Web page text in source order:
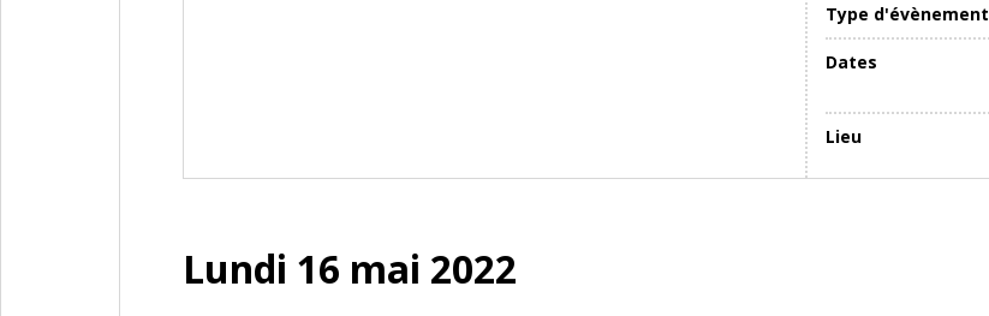
Type d'évènement
Dates
Lieu
Lundi 16 mai 2022